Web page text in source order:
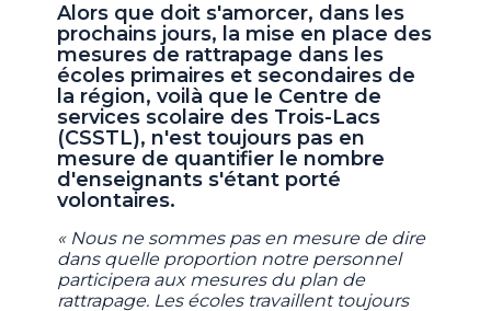
Alors que doit s'amorcer, dans les
prochains jours, la mise en place des
mesures de rattrapage dans les
écoles primaires et secondaires de
la région, voilà que le Centre de
services scolaire des Trois-Lacs
(CSSTL), n'est toujours pas en
mesure de quantifier le nombre
d'enseignants s'étant porté
volontaires.
« Nous ne sommes pas en mesure de dire
dans quelle proportion notre personnel
participera aux mesures du plan de
rattrapage. Les écoles travaillent toujours